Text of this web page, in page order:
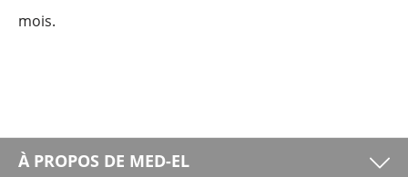
mois.
À PROPOS DE MED-EL